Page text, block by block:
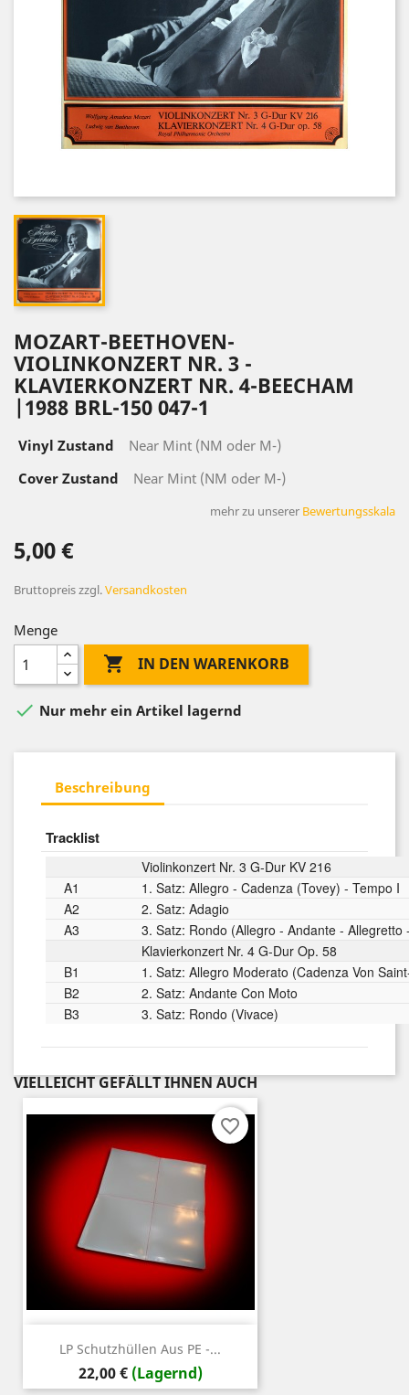
MOZART-BEETHOVEN-
VIOLINKONZERT NR. 3 -
KLAVIERKONZERT NR. 4-BEECHAM
|1988 BRL-150 047-1
Vinyl Zustand
Near Mint (NM oder M-)
Cover Zustand
Near Mint (NM oder M-)
mehr zu unserer Bewertungsskala
5,00 €
Bruttopreiszzgl.Versandkosten
Menge
 IN DEN WARENKORB
 Nur mehr ein Artikel lagernd
Beschreibung
Tracklist
Violinkonzert Nr. 3 G-Dur KV 216
A1
1. Satz: Allegro - Cadenza (Tovey) - Tempo I
A2
2. Satz: Adagio
A3
3. Satz: Rondo (Allegro - Andante - Allegretto
Klavierkonzert Nr. 4 G-Dur Op. 58
B1
1. Satz: Allegro Moderato (Cadenza Von
B2
2. Satz: Andante Con Moto
B3
3. Satz: Rondo (Vivace)
VIELLEICHT GEFÄLLT IHNEN AUCH
LP Schutzhüllen Aus PE -...
Preis
22,00 € (Lagernd)
favorite_border